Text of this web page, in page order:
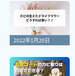
2022年1月20日